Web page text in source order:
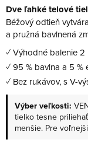
Dve ľahké telové
Béžový odtieň
a pružná bavlnená
✓ Výhodné balenie
✓ 95 % bavlna a 5 %
✓ Bez rukávov, s V-
Výber veľkosti:
tielko tesne
menšie. Pre